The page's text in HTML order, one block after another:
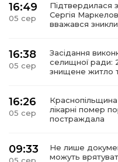
16:49
05 сер
Підтвердилася
Сергія
вважався
16:38
05 сер
Засідання
селищної ради:
знищене житло
16:26
05 сер
лікарні помер
постраждала
09:33
Не лише
можуть